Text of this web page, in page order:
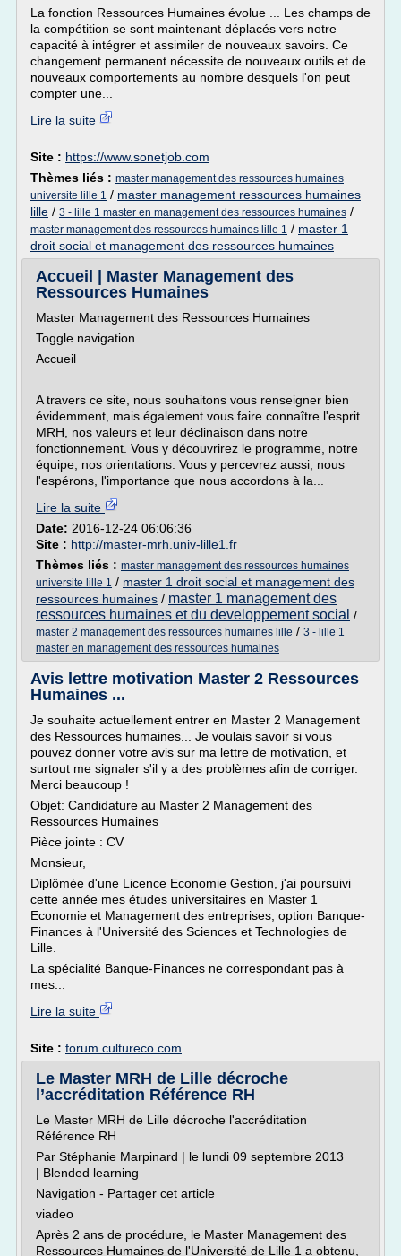
La fonction Ressources Humaines évolue ... Les champs de
la compétition se sont maintenant déplacés vers notre
capacité à intégrer et assimiler de nouveaux savoirs. Ce
changement permanent nécessite de nouveaux outils et de
nouveaux comportements au nombre desquels l'on peut
compter une...
Lire la suite
Site : https://www.sonetjob.com
Thèmes liés : master management des ressources humaines
universite lille 1 / master management ressources humaines
lille / 3 - lille 1 master en management des ressources humaines /
master management des ressources humaines lille 1 / master 1
droit social et management des ressources humaines
Accueil | Master Management des
Ressources Humaines
Master Management des Ressources Humaines
Toggle navigation
Accueil
A travers ce site, nous souhaitons vous renseigner bien
évidemment, mais également vous faire connaître l'esprit
MRH, nos valeurs et leur déclinaison dans notre
fonctionnement. Vous y découvrirez le programme, notre
équipe, nos orientations. Vous y percevrez aussi, nous
l'espérons, l'importance que nous accordons à la...
Lire la suite
Date: 2016-12-24 06:06:36
Site : http://master-mrh.univ-lille1.fr
Thèmes liés : master management des ressources humaines
universite lille 1 / master 1 droit social et management des
ressources humaines / master 1 management des
ressources humaines et du developpement social /
master 2 management des ressources humaines lille / 3 - lille 1
master en management des ressources humaines
Avis lettre motivation Master 2 Ressources
Humaines ...
Je souhaite actuellement entrer en Master 2 Management
des Ressources humaines... Je voulais savoir si vous
pouvez donner votre avis sur ma lettre de motivation, et
surtout me signaler s'il y a des problèmes afin de corriger.
Merci beaucoup !
Objet: Candidature au Master 2 Management des
Ressources Humaines
Pièce jointe : CV
Monsieur,
Diplômée d'une Licence Economie Gestion, j'ai poursuivi
cette année mes études universitaires en Master 1
Economie et Management des entreprises, option Banque-
Finances à l'Université des Sciences et Technologies de
Lille.
La spécialité Banque-Finances ne correspondant pas à
mes...
Lire la suite
Site : forum.cultureco.com
Le Master MRH de Lille décroche
l’accréditation Référence RH
Le Master MRH de Lille décroche l'accréditation
Référence RH
Par Stéphanie Marpinard | le lundi 09 septembre 2013
| Blended learning
Navigation - Partager cet article
viadeo
Après 2 ans de procédure, le Master Management des
Ressources Humaines de l'Université de Lille 1 a obtenu,